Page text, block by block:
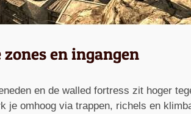
en ingangen
en de walled fortress zit hoger
je omhoog via trappen, richels en